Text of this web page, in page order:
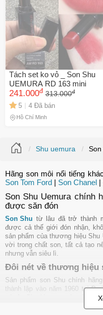
Tách set ko vỏ _ Son Shu
UEMURA RD 163 mini
241.000đ 313.000đ
5 4 Đã bán
Hồ Chí Minh
Shu uemura
Hãng son môi nổi tiếng
Son Tom Ford
Son Chanel
Son Shu Uemura chính
được săn đón
Son Shu từ lâu đã trở thành
được cả thế giới đón nhận,
sản phẩm của thương hiệu
vời trong chất son, tất cả tạo
nhưng vẫn siêu lì.
Đôi nét về thương hiệu
Sản phẩm son Shu chính
thành lập vào năm 1960 tại
có tên Shu Uemura sáng lập.
nổi tiếng, người Châu Á đầu